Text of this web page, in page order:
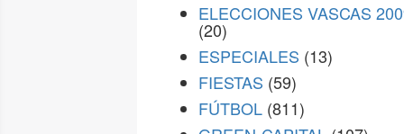
ELECCIONES VASCAS
(20)
ESPECIALES (13)
FIESTAS (59)
FÚTBOL (811)